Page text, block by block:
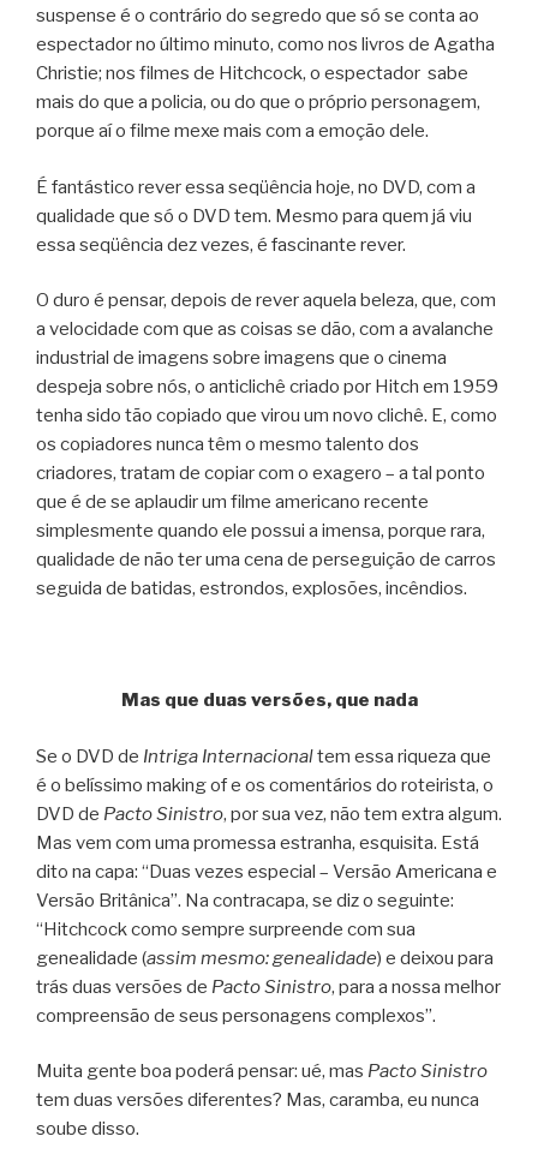
suspense é o contrário do segredo que só se conta ao
espectador no último minuto, como nos livros de Agatha
Christie; nos filmes de Hitchcock, o espectador sabe
mais do que a policia, ou do que o próprio personagem,
porque aí o filme mexe mais com a emoção dele.
É fantástico rever essa seqüência hoje, no DVD, com a
qualidade que só o DVD tem. Mesmo para quem já viu
essa seqüência dez vezes, é fascinante rever.
O duro é pensar, depois de rever aquela beleza, que, com
a velocidade com que as coisas se dão, com a avalanche
industrial de imagens sobre imagens que o cinema
despeja sobre nós, o anticlichê criado por Hitch em 1959
tenha sido tão copiado que virou um novo clichê. E, como
os copiadores nunca têm o mesmo talento dos
criadores, tratam de copiar com o exagero – a tal ponto
que é de se aplaudir um filme americano recente
simplesmente quando ele possui a imensa, porque rara,
qualidade de não ter uma cena de perseguição de carros
seguida de batidas, estrondos, explosões, incêndios.
Mas que duas versões, que nada
Se o DVD de Intriga Internacionaltem essa riqueza que
é o belíssimo making of e os comentários do roteirista, o
DVD de Pacto Sinistro, por sua vez, não tem extra algum.
Mas vem com uma promessa estranha, esquisita. Está
dito na capa: “Duas vezes especial – Versão Americana e
Versão Britânica”. Na contracapa, se diz o seguinte:
“Hitchcock como sempre surpreende com sua
genealidade (assim mesmo: genealidade) e deixou para
trás duas versões de Pacto Sinistro, para a nossa melhor
compreensão de seus personagens complexos”.
Muita gente boa poderá pensar: ué, mas Pacto Sinistro
tem duas versões diferentes? Mas, caramba, eu nunca
soube disso.